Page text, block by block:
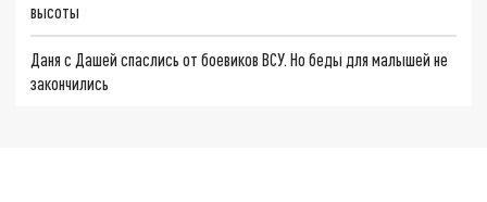
высоты
Даня с Дашей спаслись от боевиков ВСУ. Но беды для малышей не
закончились